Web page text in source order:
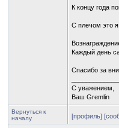
К концу года
С плечом это я
Каждый день
Спасибо за
С уважением,
Ваш Gremlin
Вернуться к
началу
[профиль]